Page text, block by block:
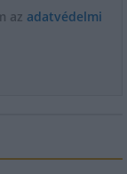
az adatvédelmi